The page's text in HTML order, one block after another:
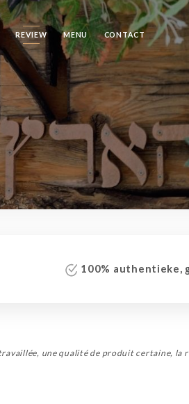
REVIEW MENU CONTACT
100% authentieke,
une qualité de produit certaine, la